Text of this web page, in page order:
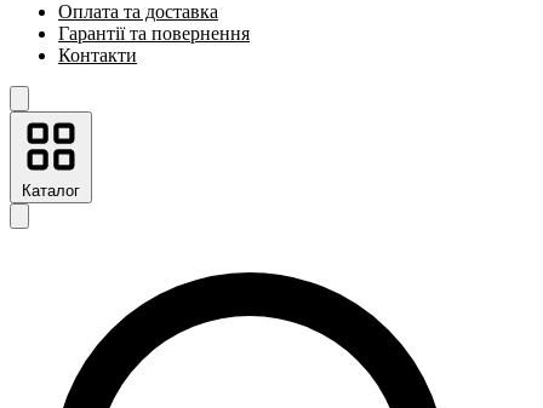
Оплата та доставка
Гарантії та повернення
Контакти
Каталог